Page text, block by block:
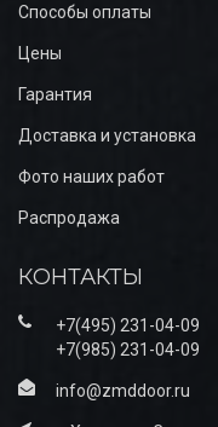
Способы оплаты
Цены
Гарантия
Доставка и установка
Фото наших работ
Распродажа
КОНТАКТЫ
+7(495) 231-04-09
+7(985) 231-04-09
info@zmddoor.ru